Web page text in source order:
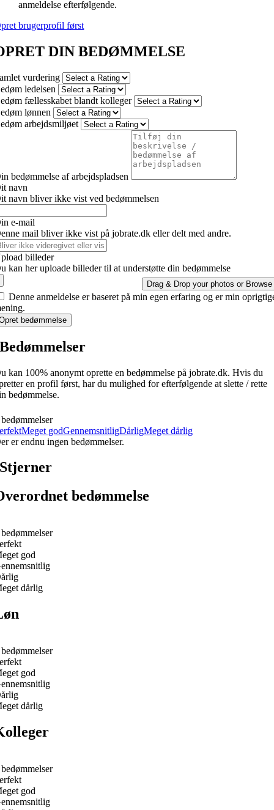
anmeldelse efterfølgende.
brugerprofil først
DIN BEDØMMELSE
vurdering
ledelsen
fællesskabet blandt kolleger
lønnen
arbejdsmiljøet
bedømmelse af arbejdspladsen
navn
navn bliver ikke vist ved bedømmelsen
e-mail
mail bliver ikke vist på jobrate.dk eller delt med andre.
billeder
kan her uploade billeder til at understøtte din bedømmelse
Drag & Drop your photos or Browse
Denne anmeldelse er baseret på min egen erfaring og er min
bedømmelse
Bedømmelser
kan 100% anonymt oprette en bedømmelse på jobrate.dk. Hvis du
en profil først, har du mulighed for efterfølgende at slette / rette
bedømmelse.
Meget godGennemsnitligDårligMeget dårlig
er endnu ingen bedømmelser.
Stjerner
bedømmelse
god
dårlig
god
dårlig
god